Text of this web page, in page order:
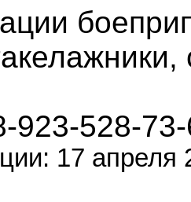
923-528-
17 апреля